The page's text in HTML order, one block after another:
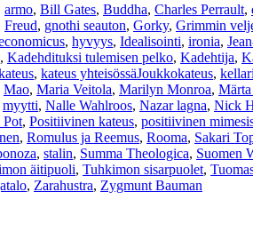
armo, Bill Gates, Buddha, Charles Perrault,
Freud, gnothi seauton, Gorky, Grimmin
, hyvyys, Idealisointi, ironia,
, Kadehdituksi tulemisen pelko, Kadehtija,
, kateus yhteisössäJoukkokateus,
Mao, Maria Veitola, Marilyn Monroa,
myytti, Nalle Wahlroos, Nazar lagna, Nick
Pot, Positiivinen kateus, positiivinen
, Romulus ja Reemus, Rooma, Sakari
, stalin, Summa Theologica, Suomen
äitipuoli, Tuhkimon sisarpuolet,
, Zarahustra, Zygmunt Bauman